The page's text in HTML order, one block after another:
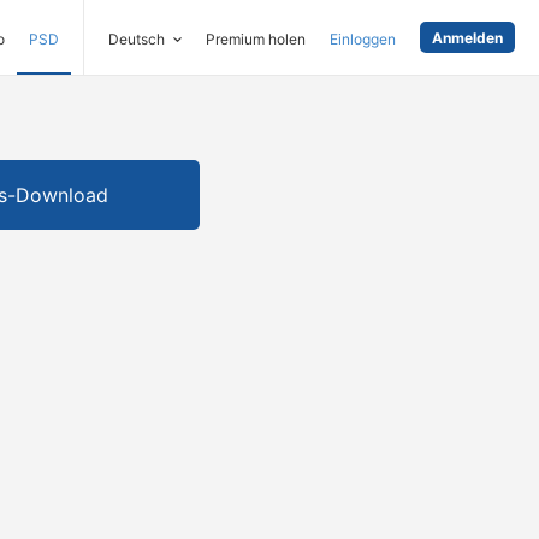
PSD Deutsch Premium holen Einloggen Anmelden
Download